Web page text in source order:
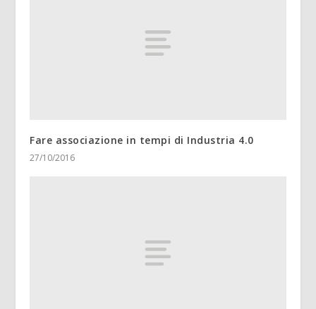
Fare associazione in tempi di Industria 4.0
27/10/2016